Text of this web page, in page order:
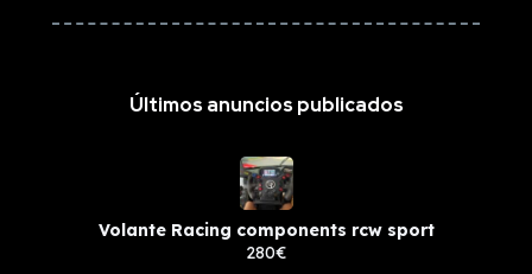
Últimos anuncios publicados
Volante Racing components rcw sport
280€